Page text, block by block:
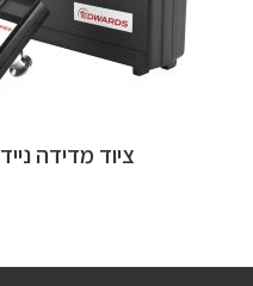
ציוד מדידה נייד